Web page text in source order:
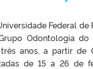
Federal
Odontologia do
anos, a partir
de 15 a 26 de